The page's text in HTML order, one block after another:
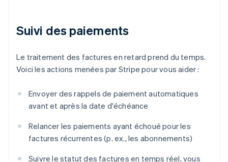
Suivi des paiements
Le traitement des factures en retard prend du temps.
Voici les actions menées par Stripe pour vous aider :
Envoyer des rappels de paiement automatiques
avant et après la date d'échéance
Relancer les paiements ayant échoué pour les
factures récurrentes (p. ex., les abonnements)
Suivre le statut des factures en temps réel, vous